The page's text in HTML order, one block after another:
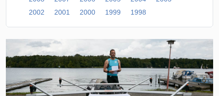
2002
2001 2000 1999 1998